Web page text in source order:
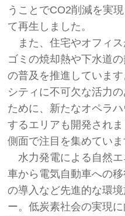
うことでCO2削減を実
て再生しました。
また、住宅やオフィ
ゴミの焼却熱や下水道
の普及を推進していま
シティに不可欠な活力
ために、新たなオペラ
するエリアも開発され
側面で注目を集めていま
水力発電による自然
車から電気自動車への
の導入など先進的な環
ー。低炭素社会の実現